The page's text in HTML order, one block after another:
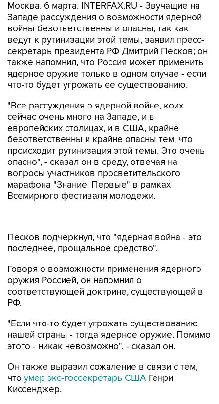
Москва. 6 марта. INTERFAX.RU - Звучащие на
Западе рассуждения о возможности ядерной
войны безответственны и опасны, так как
ведут к рутинизации этой темы, заявил пресс-
секретарь президента РФ Дмитрий Песков; он
также напомнил, что Россия может применить
ядерное оружие только в одном случае - если
что-то будет угрожать ее существованию.
"Все рассуждения о ядерной войне, коих
сейчас очень много на Западе, и в
европейских столицах, и в США, крайне
безответственны и крайне опасны тем, что
происходит рутинизация этой темы. Это очень
опасно", - сказал он в среду, отвечая на
вопросы участников просветительского
марафона "Знание. Первые" в рамках
Всемирного фестиваля молодежи.
Песков подчеркнул, что "ядерная война - это
последнее, прощальное средство".
Говоря о возможности применения ядерного
оружия Россией, он напомнил о
соответствующей доктрине, существующей в
РФ.
"Если что-то будет угрожать существованию
нашей страны - тогда ядерное оружие. Помимо
этого - никак невозможно", - сказал он.
Он также выразил сожаление в связи с тем,
что умер экс-госсекретарь США Генри
Киссенджер.